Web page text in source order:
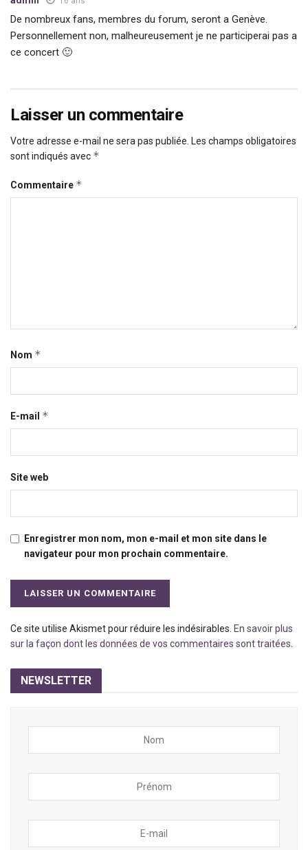
De nombreux fans, membres du forum, seront a Genève.
Personnellement non, malheureusement je ne participerai pas a
ce concert 🙂
Laisser un commentaire
Votre adresse e-mail ne sera pas publiée. Les champs obligatoires
sont indiqués avec *
Commentaire *
Nom *
E-mail *
Site web
Enregistrer mon nom, mon e-mail et mon site dans le
navigateur pour mon prochain commentaire.
Ce site utilise Akismet pour réduire les indésirables. En savoir plus
sur la façon dont les données de vos commentaires sont traitées.
NEWSLETTER